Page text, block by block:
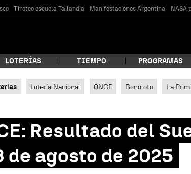
Tiroteo escuela Tailandia Manifestaciones Argentina NASA
estás buscando?
LOTERÍAS TIEMPO PROGRAMAS
Lotería Nacional ONCE Bonoloto La
Resultado del
agosto de 2025